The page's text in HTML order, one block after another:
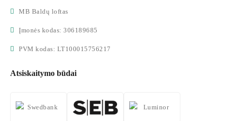
MB Baldų loftas
Įmonės kodas: 306189685
PVM kodas: LT100015756217
Atsiskaitymo būdai